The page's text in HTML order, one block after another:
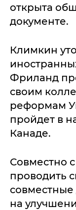
открыта
документе.
Климкин
Фриланд
своим
реформам
пройдет в
Канаде.
Совместно
проводить
на